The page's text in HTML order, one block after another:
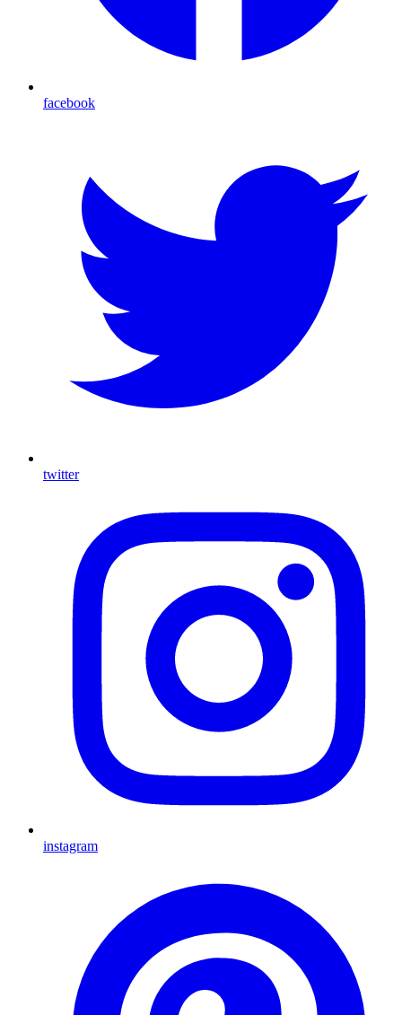
facebook
twitter
instagram